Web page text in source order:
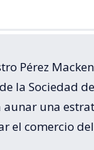
Pérez
la Sociedad
una
el comercio